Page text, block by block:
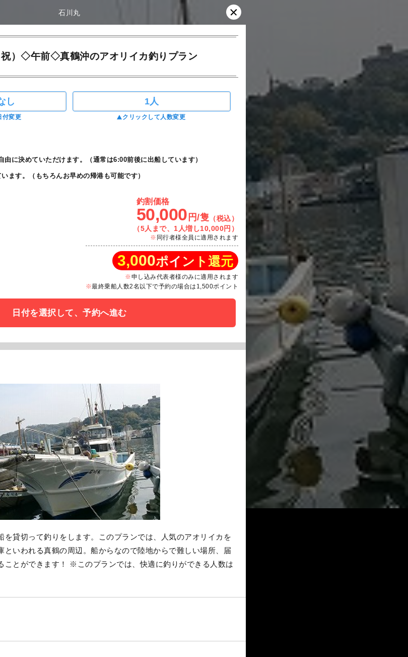
石川丸
祝）◇午前◇真鶴沖のアオリイカ釣りプラン
し
付変更
1人
クリックして人数変更
由に決めていただけます。（通常は6:00前後に出船しています）
ます。（もちろんお早めの帰港も可能です）
釣割価格
50,000 円/隻 （税込）
（5人まで、1人増し10,000円）
同行者様全員に適用されます
3,000ポイント還元
申し込み代表者様のみに適用されます
最終乗船人数2名以下で予約の場合は1,500ポイント
日付を選択して、予約へ進む
を貸切って釣りをします。このプランでは、人気のアオリイカを
といわれる真鶴の周辺。船からなので陸地からで難しい場所、届
ことができます！ ※このプランでは、快適に釣りができる人数は